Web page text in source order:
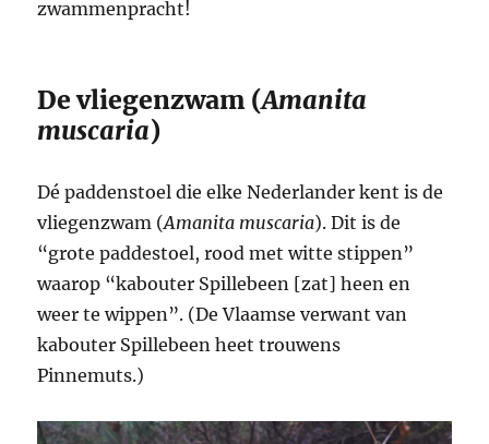
zwammenpracht!
De vliegenzwam (Amanita
muscaria)
Dé paddenstoel die elke Nederlander kent is de
vliegenzwam (Amanita muscaria). Dit is de
“grote paddestoel, rood met witte stippen”
waarop “kabouter Spillebeen [zat] heen en
weer te wippen”. (De Vlaamse verwant van
kabouter Spillebeen heet trouwens
Pinnemuts.)